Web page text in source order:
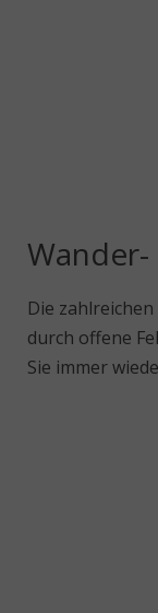
Die zahlreichen
durch offene
Sie immer